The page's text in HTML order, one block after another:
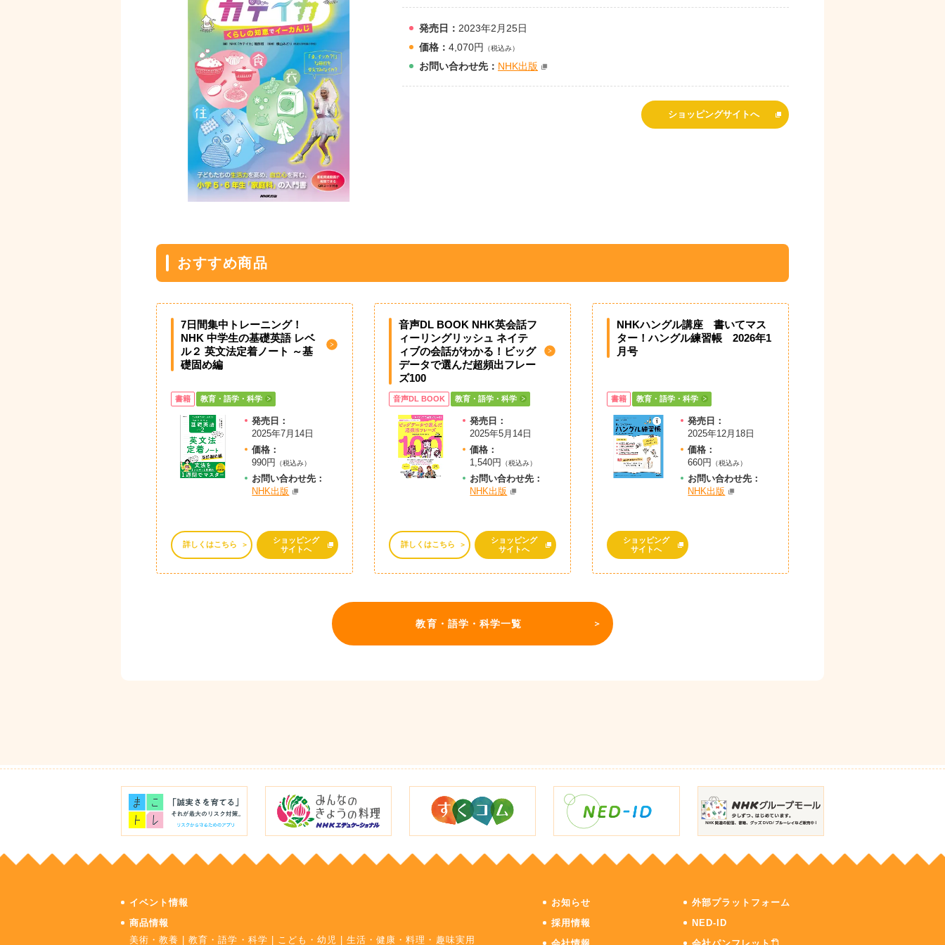
発売日： 2023年2月25日
価格： 4,070円 （税込み）
お問い合わせ先： NHK出版
ショッピングサイトへ
おすすめ商品
7日間集中トレーニング！
NHK 中学生の基礎英語 レベ
ル２ 英文法定着ノート ～基
礎固め編
書籍 教育・語学・科学
発売日：
2025年7月14日
価格：
990円
（税込み）
お問い合わせ先：
NHK出版
詳しくはこちら
ショッピング
サイトへ
音声DL BOOK NHK英会話フ
ィーリングリッシュ ネイテ
ィブの会話がわかる！ビッグ
データで選んだ超頻出フレー
ズ100
音声DL BOOK 教育・語学・科学
発売日：
2025年5月14日
価格：
1,540円
（税込み）
お問い合わせ先：
NHK出版
詳しくはこちら
ショッピング
サイトへ
NHKハングル講座 書いてマス
ター！ハングル練習帳 2026年1
月号
書籍 教育・語学・科学
発売日：
2025年12月18日
価格：
660円
（税込み）
お問い合わせ先：
NHK出版
ショッピング
サイトへ
教育・語学・科学一覧
イベント情報
商品情報
美術・教養
|教育・語学・科学 こども・幼児 |生活・健康・料理・趣味実用
お知らせ
採用情報
外部プラットフォーム
NED-ID